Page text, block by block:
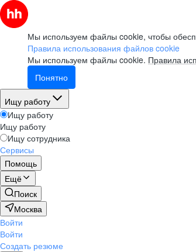
Мы используем файлы cookie, чтобы
Правила использования файлов cookie
Мы используем файлы cookie. Правила
Понятно
Ищу работу
Ищу работу
Ищу работу
Ищу сотрудника
Сервисы
Помощь
Ещё
Поиск
Москва
Войти
Войти
Создать резюме